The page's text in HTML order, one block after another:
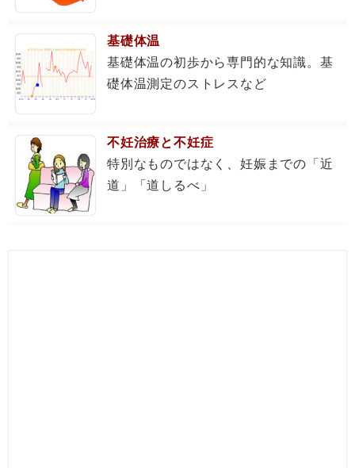
基礎体温
基礎体温の初歩から専門的な知識。基
礎体温測定のストレスなど
不妊治療と不妊症
特別なものではなく、妊娠までの「近
道」「道しるべ」